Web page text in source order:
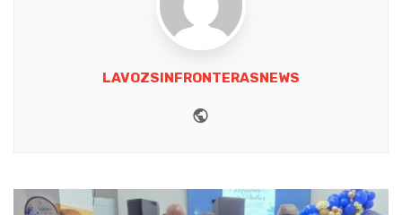
LAVOZSINFRONTERASNEWS